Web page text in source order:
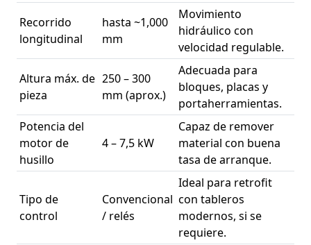
Recorrido
longitudinal
hasta ~1,000
mm
Movimiento
hidráulico con
velocidad regulable.
Altura máx. de
pieza
250 – 300
mm (aprox.)
Adecuada para
bloques, placas y
portaherramientas.
Potencia del
motor de
husillo
4 – 7,5 kW
Capaz de remover
material con buena
tasa de arranque.
Tipo de
control
Convencional
/ relés
Ideal para retrofit
con tableros
modernos, si se
requiere.